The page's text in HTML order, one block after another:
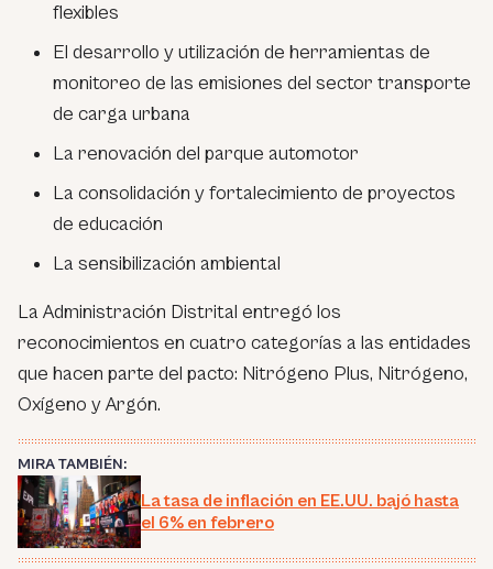
flexibles
El desarrollo y utilización de herramientas de
monitoreo de las emisiones del sector transporte
de carga urbana
La renovación del parque automotor
La consolidación y fortalecimiento de proyectos
de educación
La sensibilización ambiental
La Administración Distrital entregó los
reconocimientos en cuatro categorías a las entidades
que hacen parte del pacto: Nitrógeno Plus, Nitrógeno,
Oxígeno y Argón.
MIRA TAMBIÉN:
La tasa de inflación en EE.UU. bajó hasta
el 6% en febrero